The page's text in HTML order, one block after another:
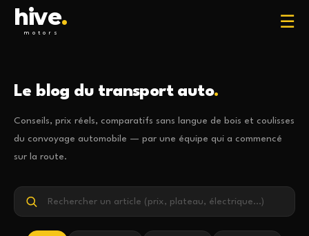
hive.
motors
☰
Le blog du transport auto.
Conseils, prix réels, comparatifs sans langue de bois et coulisses
du convoyage automobile — par une équipe qui a commencé
sur la route.